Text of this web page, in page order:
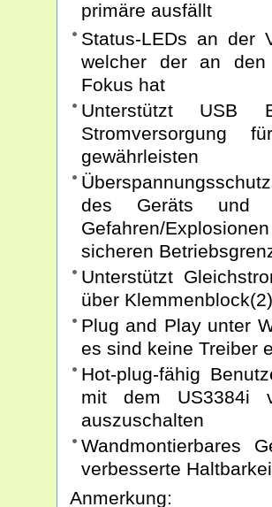
primäre ausfällt
Status-LEDs an der
welcher der an den
Fokus hat
Unterstützt USB
Stromversorgung
gewährleisten
des Geräts und
Gefahren/
sicheren
Unterstützt
über Klemmenblock(2)
Plug and Play unter
es sind keine Treiber
Hot-plug-fähig
mit dem US3384i
auszuschalten
Wandmontierbares
verbesserte
Anmerkung: